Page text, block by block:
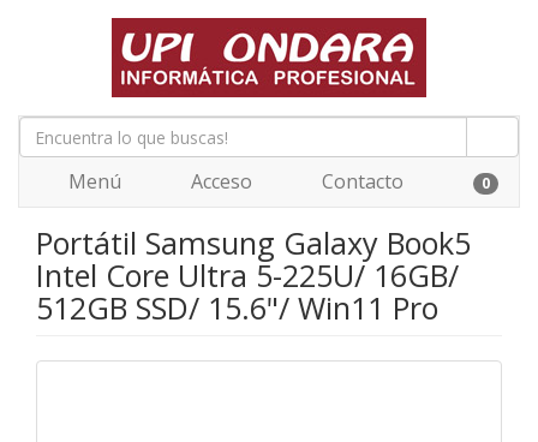
Menú Acceso Contacto 0
Portátil Samsung Galaxy Book5
Intel Core Ultra 5-225U/ 16GB/
512GB SSD/ 15.6"/ Win11 Pro